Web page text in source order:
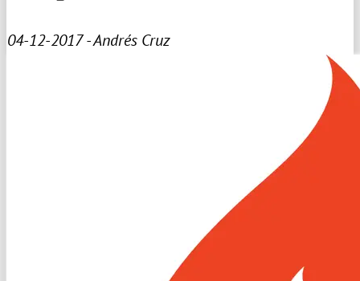
04-12-2017 - Andrés Cruz